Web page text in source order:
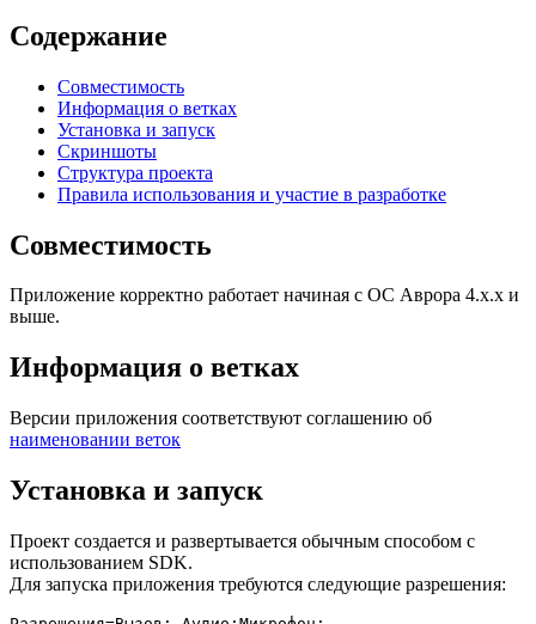
Содержание
Совместимость
Информация о ветках
Установка и запуск
Скриншоты
Структура проекта
Правила использования и участие в разработке
Совместимость
Приложение корректно работает начиная с ОС Аврора 4.х.х и
выше.
Информация о ветках
Версии приложения соответствуют соглашению об
наименовании веток
Установка и запуск
Проект создается и развертывается обычным способом с
использованием SDK.
Для запуска приложения требуются следующие разрешения: